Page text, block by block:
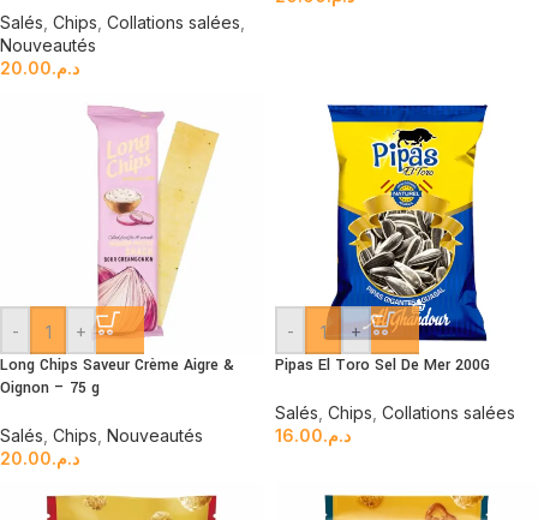
Salés Chips Collations salées
Nouveautés
د.م.20.00
- +
Long Chips Saveur Crème Aigre &
Oignon – 75 g
Salés Chips Nouveautés
د.م.20.00
- +
Pipas El Toro Sel De Mer 200G
Salés Chips Collations salées
د.م.16.00